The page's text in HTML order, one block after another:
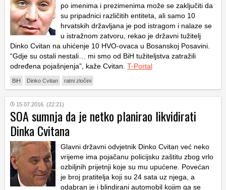
po imenima i prezimenima može se zaključiti da
su pripadnici različitih entiteta, ali samo 10
hrvatskih državljana je pod istragom i nalaze se
u istražnom zatvoru, rekao je državni tužitelj
Dinko Cvitan na uhićenje 10 HVO-ovaca u Bosanskoj Posavini.
“Gdje su ostali nestali… mi smo od BiH tužiteljstva zatražili
određena pojašnjenja”, kaže Cvitan. T-Portal
BiH Dinko Cvitan ratni zločini
15.07.2016. (22:21)
SOA sumnja da je netko planirao likvidirati
Dinka Cvitana
Glavni državni odvjetnik Dinko Cvitan već neko
vrijeme ima pojačanu policijsku zaštitu zbog vrlo
ozbiljnih prijetnji koje su mu upućene. Povećan
je broj pratitelja koji su 24 sata uz njega, a
odabran je i blindirani automobil kojim ga se